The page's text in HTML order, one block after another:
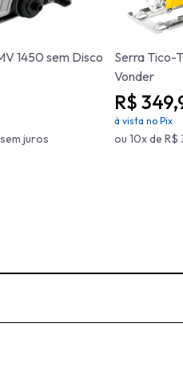
1450 sem Disco
juros
Serra Tico-
Vonder
R$
à vista no Pix
ou 10x de R$